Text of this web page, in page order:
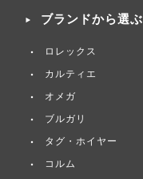
ブランドから選ぶ
ロレックス
カルティエ
オメガ
ブルガリ
タグ・ホイヤー
コルム